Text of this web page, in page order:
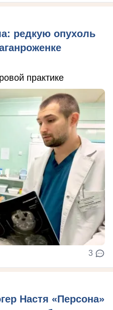
редкую опухоль
практике
3
Настя «Персона»